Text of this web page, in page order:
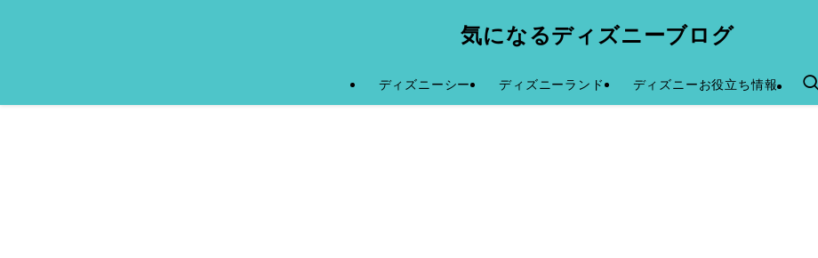
気になるディズニーブログ
ディズニーシー ディズニーランド ディズニーお役立ち情報